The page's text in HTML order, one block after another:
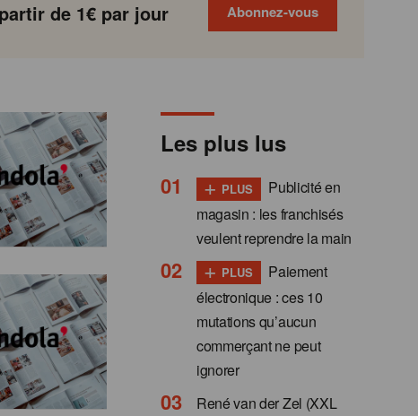
de 1€ par jour Abonnez-vous
Les plus lus
+ PLUS
Publicité en
magasin : les franchisés
veulent reprendre la main
+ PLUS
Paiement
électronique : ces 10
mutations qu’aucun
commerçant ne peut
ignorer
René van der Zel (XXL